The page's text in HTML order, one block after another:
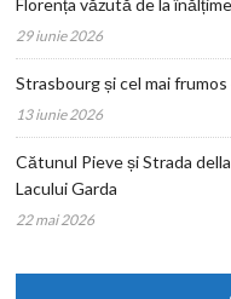
Florența văzută de la
29 iunie 2026
Strasbourg și cel mai
13 iunie 2026
Cătunul Pieve și Strada
Lacului Garda
22 mai 2026